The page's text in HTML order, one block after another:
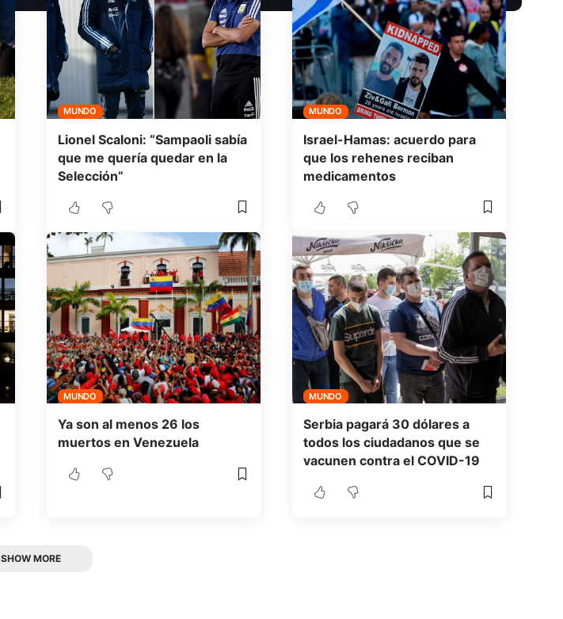
MUNDO
Lionel Scaloni: “Sampaoli sabía
que me quería quedar en la
Selección”
MUNDO
Israel-Hamas: acuerdo para
que los rehenes reciban
medicamentos
MUNDO
Ya son al menos 26 los
muertos en Venezuela
MUNDO
Serbia pagará 30 dólares a
todos los ciudadanos que se
vacunen contra el COVID-19
SHOW MORE